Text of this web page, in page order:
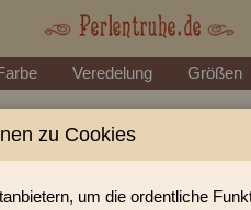
Veredelung Größen
für facettierte Glasperlen
zahlreich facettierte Glasperlen
zu Cookies
um die ordentliche